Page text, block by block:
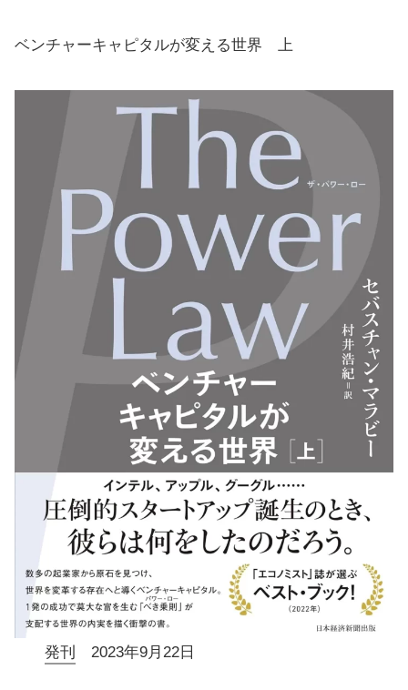
ベンチャーキャピタルが変える世界 上
発刊 2023年9月22日